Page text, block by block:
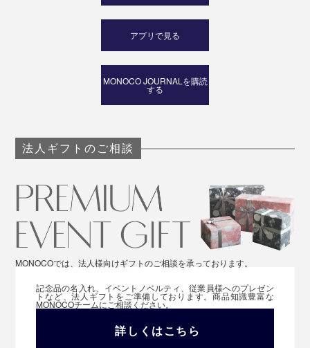
アプリで見る
MONOCO JOURNALを購読
する
法人ギフトのご相談
MONOCOでは、法人様向けギフトのご相談を承っております。
記念品の名入れ、イベントノベルティ、従業員様へのプレゼン
トなど、法人ギフトをご準備しております。商品知識豊富な
MONOCOチームにご相談ください。
詳しくはこちら